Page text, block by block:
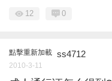
12 0
點擊重新加載 ss4712
2010-3-11